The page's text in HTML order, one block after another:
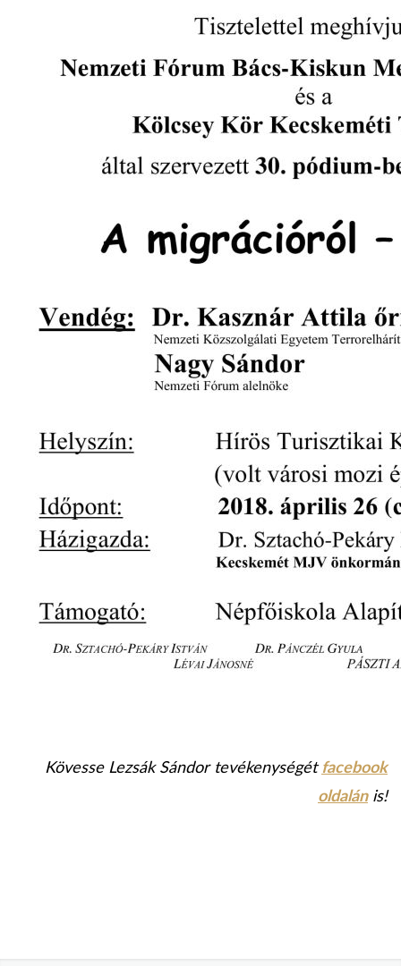
Kövesse Lezsák Sándor tevékenységétfacebook
oldalánis!